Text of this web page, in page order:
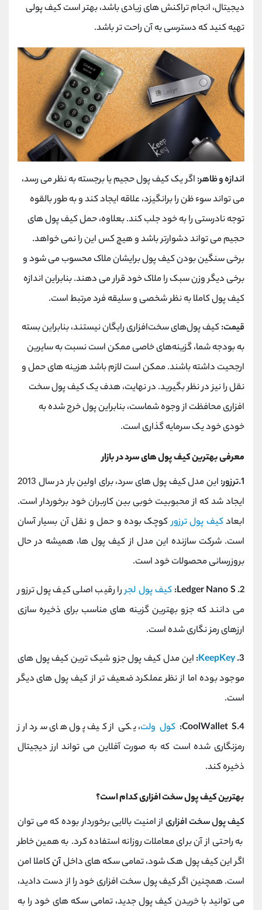
دیجیتال، انجام تراکنش های زیادی باشد، بهتر است کیف پولی
تهیه کنید که دسترسی به آن راحت تر باشد.
اندازه و ظاهر: اگر یک کیف پول حجیم یا برجسته به نظر می رسد،
می تواند سوء ظن را برانگیزد، علاقه ایجاد کند و به طور بالقوه
توجه نادرستی را به خود جلب کند. بعلاوه، حمل کیف پول های
حجیم می تواند دشوارتر باشد و هیچ کس این را نمی خواهد.
برخی سنگین بودن کیف پول برایشان ملاک محسوب می شود و
برخی دیگر وزن سبک را ملاک خود قرار می دهند. بنابراین اندازه
کیف پول کاملا به نظر شخصی و سلیقه فرد مرتبط است.
قیمت:کیف پول‌های سخت‌افزاری رایگان نیستند، بنابراین بسته
به بودجه شما، گزینه‌های خاصی ممکن است نسبت به سایرین
ارجحیت داشته باشند. ممکن است لازم باشد هزینه های حمل و
نقل را نیز در نظر بگیرید. در نهایت، هدف یک کیف پول سخت
افزاری محافظت از وجوه شماست، بنابراین پول خرج شده به
خودی خود یک سرمایه گذاری است.
معرفی بهترین کیف پول های سرد در بازار
1.ترزور:
این مدل کیف پول های سرد، برای اولین بار در سال 2013
ایجاد شد که از محبوبیت خوبی بین کاربران خود برخوردار است.
ابعادکیف پول ترزورکوچک بوده و حمل و نقل آن بسیار آسان
است. شرکت سازنده این مدل از کیف پول ها، همیشه در حال
بروزرسانی محصولات خود است.
2. Ledger Nano S:
کیف پول لجررا رقیب اصلی کیف پول ترزور
می دانند که جزو بهترین گزینه های مناسب برای ذخیره سازی
ارزهای رمز نگاری شده است.
3.
KeepKey
: این مدل کیف پول جزو شیک ترین کیف پول های
موجود بوده اما از نظر عملکرد ضعیف تر از کیف پول های دیگر
است.
4.CoolWallet S:
کول ولت، یکی از کیف پول های سرد ارز
رمزنگاری شده است که به صورت آفلاین می تواند ارز دیجیتال
ذخیره کند.
بهترین کیف پول سخت افزاری کدام است؟
کیف پول سخت افزاریاز امنیت بالایی برخوردار بوده که می توان
به راحتی از آن برای معاملات روزانه استفاده کرد. به همین خاطر
اگر این کیف پول هک شود، تمامی سکه های داخلآنکاملا امن
است. همچنین اگر کیف پول سخت افزاری خود را از دست دادید،
می توانید با خریدن کیف پول جدید، تمامی سکه های خود را به